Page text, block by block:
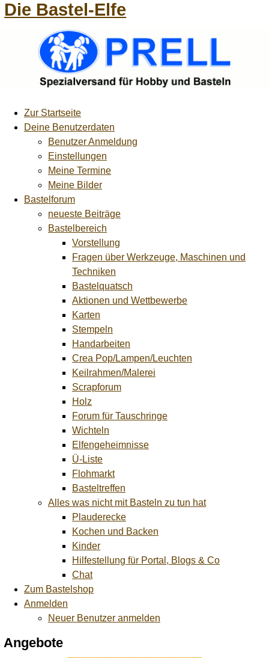
Die Bastel-Elfe
Zur Startseite
Deine Benutzerdaten
Benutzer Anmeldung
Einstellungen
Meine Termine
Meine Bilder
Bastelforum
neueste Beiträge
Bastelbereich
Vorstellung
Fragen über Werkzeuge, Maschinen und
Techniken
Bastelquatsch
Aktionen und Wettbewerbe
Karten
Stempeln
Handarbeiten
Crea Pop/Lampen/Leuchten
Keilrahmen/Malerei
Scrapforum
Holz
Forum für Tauschringe
Wichteln
Elfengeheimnisse
Ü-Liste
Flohmarkt
Basteltreffen
Alles was nicht mit Basteln zu tun hat
Plauderecke
Kochen und Backen
Kinder
Hilfestellung für Portal, Blogs & Co
Chat
Zum Bastelshop
Anmelden
Neuer Benutzer anmelden
Angebote